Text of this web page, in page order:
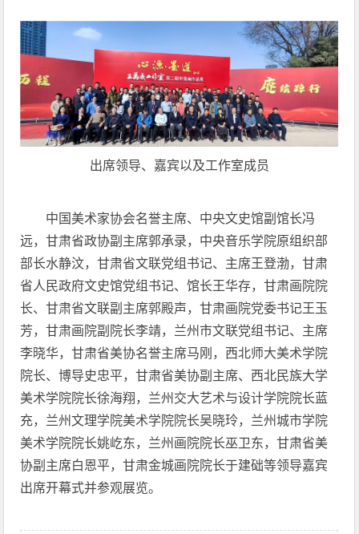
出席领导、嘉宾以及工作室成员
中国美术家协会名誉主席、中央文史馆副馆长冯
远，甘肃省政协副主席郭承录，中央音乐学院原组织部
部长水静汶，甘肃省文联党组书记、主席王登渤，甘肃
省人民政府文史馆党组书记、馆长王华存，甘肃画院院
长、甘肃省文联副主席郭殿声，甘肃画院党委书记王玉
芳，甘肃画院副院长李靖，兰州市文联党组书记、主席
李晓华，甘肃省美协名誉主席马刚，西北师大美术学院
院长、博导史忠平，甘肃省美协副主席、西北民族大学
美术学院院长徐海翔，兰州交大艺术与设计学院院长蓝
充，兰州文理学院美术学院院长吴晓玲，兰州城市学院
美术学院院长姚屹东，兰州画院院长巫卫东，甘肃省美
协副主席白恩平，甘肃金城画院院长于建础等领导嘉宾
出席开幕式并参观展览。